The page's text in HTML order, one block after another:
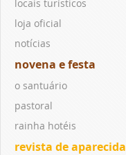
locais turísticos
loja oficial
notícias
novena e festa
o santuário
pastoral
rainha hotéis
revista de aparecida